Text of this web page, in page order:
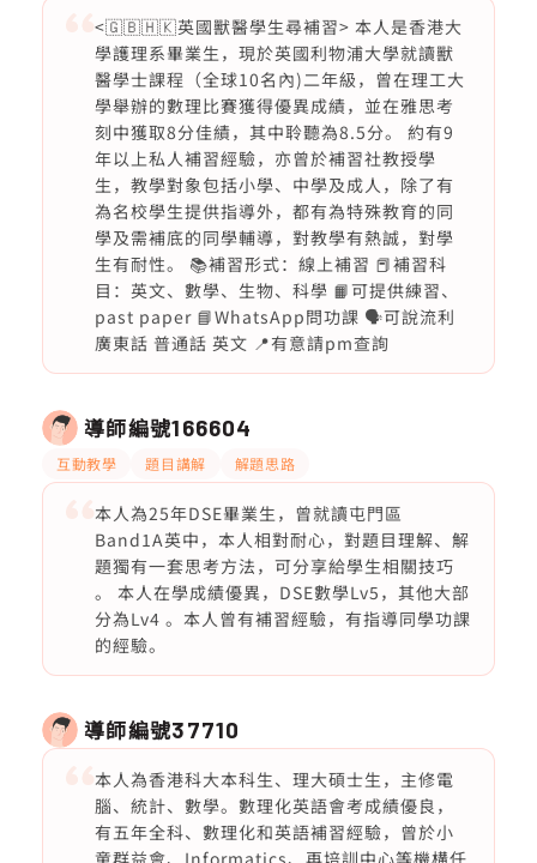
<🇬🇧🇭🇰英國獸醫學生尋補習> 本人是香港大
學護理系畢業生，現於英國利物浦大學就讀獸
醫學士課程（全球10名內)二年級，曾在理工大
學舉辦的數理比賽獲得優異成績，並在雅思考
刻中獲取8分佳績，其中聆聽為8.5分。 約有9
年以上私人補習經驗，亦曾於補習社教授學
生，教學對象包括小學、中學及成人，除了有
為名校學生提供指導外，都有為特殊教育的同
學及需補底的同學輔導，對教學有熱誠，對學
生有耐性。 📚補習形式：線上補習 📕補習科
目：英文、數學、生物、科學 📙可提供練習、
past paper 📘WhatsApp問功課 🗣️可說流利
廣東話 普通話 英文 📍有意請pm查詢
導師編號166604
互動教學 題目講解 解題思路
本人為25年DSE畢業生，曾就讀屯門區
Band1A英中，本人相對耐心，對題目理解、解
題獨有一套思考方法，可分享給學生相關技巧
。 本人在學成績優異，DSE數學Lv5，其他大部
分為Lv4 。本人曾有補習經驗，有指導同學功課
的經驗。
導師編號37710
本人為香港科大本科生、理大碩士生，主修電
腦、統計、數學。數理化英語會考成績優良，
有五年全科、數理化和英語補習經驗，曾於小
童群益會、Informatics、再培訓中心等機構任